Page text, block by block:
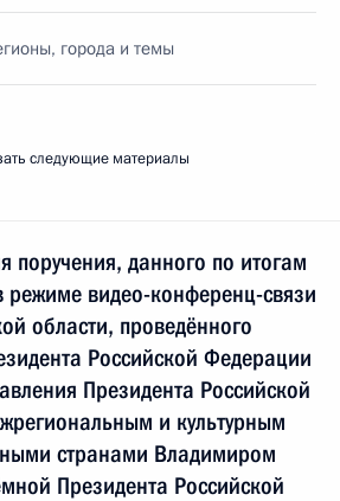
города и темы
следующие материалы
поручения, данного по итогам
режиме видео-конференц-связи
области, проведённого
Российской Федерации
Президента Российской
и культурным
странами Владимиром
Президента Российской